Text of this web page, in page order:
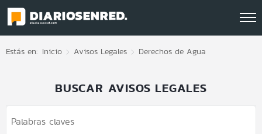
Click acá para ir directamente al contenido
Estás en: Inicio Avisos Legales Derechos de Agua
BUSCAR AVISOS LEGALES